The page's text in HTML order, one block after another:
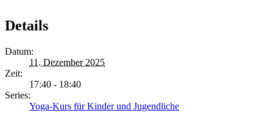
Details
Datum:
11. Dezember 2025
Zeit:
17:40 - 18:40
Series:
Yoga-Kurs für Kinder und Jugendliche